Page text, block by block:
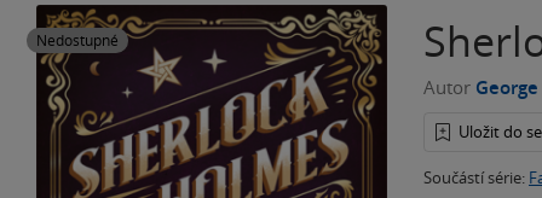
Nedostupné
Autor
Uložit do
Součástí série: